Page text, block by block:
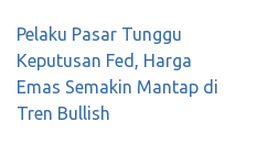
Post
navigation
Pelaku Pasar Tunggu
Keputusan Fed, Harga
Emas Semakin Mantap di
Tren Bullish